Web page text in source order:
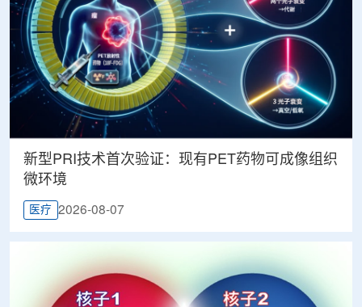
新型PRI技术首次验证：现有PET药物可成像组织
微环境
医疗 2026-08-07